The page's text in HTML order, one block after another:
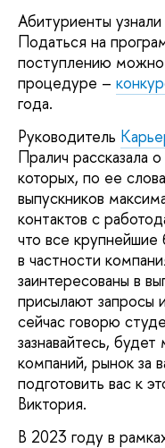
Абитуриенты
Податься на
поступлению
процедуре –
года.
Руководитель
Пралич рассказала
которых, по ее
выпускников
контактов с
что все крупнейшие
в частности
заинтересованы в
присылают запросы
сейчас говорю
зазнавайтесь,
компаний, рынок за
подготовить вас к
Виктория.
В 2023 году в